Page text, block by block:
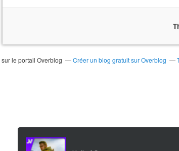
sur le portail Overblog Créer un blog gratuit sur Overblog